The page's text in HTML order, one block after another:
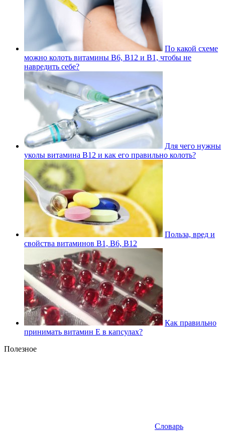
По какой схеме
можно колоть витамины В6, В12 и В1, чтобы не
навредить себе?
Для чего нужны
уколы витамина В12 и как его правильно колоть?
Польза, вред и
свойства витаминов В1, В6, В12
Как правильно
принимать витамин Е в капсулах?
Полезное
Словарь